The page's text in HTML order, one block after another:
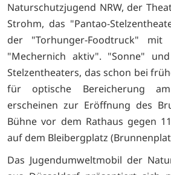
Naturschutzjugend NRW, der
Strohm, das "Pantao-
der "Torhunger-Foodtruck" mit
"Mechernich aktiv". "Sonne"
Stelzentheaters, das schon bei
für optische Bereicherung
erscheinen zur Eröffnung des
Bühne vor dem Rathaus gegen
auf dem Bleibergplatz
Das Jugendumweltmobil der